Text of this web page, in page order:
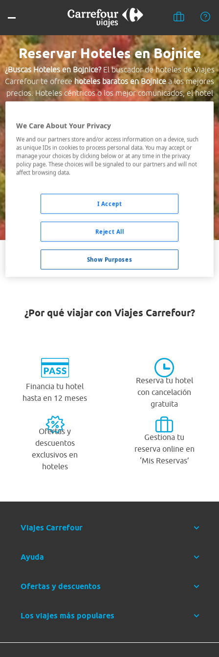
Reservar Hoteles en Bojnice
¿Buscas Hoteles en Bojnice?El buscador de hoteles de Viajes
Carrefour te ofrecehoteles baratos en Bojnicea los mejores
precios. Hoteles céntricos o los mejor comunicados, el hotel
que busques nosotros te lo encontramos al mejor precio.
Destino *
Fechas *
10/08/2026 - 11/08/2026
Buscar
VER TODOS LOS HOTELES BARATOS EN BOJNICE
¿Por qué viajar con Viajes Carrefour?
Financia tu hotel
hasta en 12 meses
Reserva tu hotel
con cancelación
gratuita
Ofertas y
descuentos
exclusivos en
hoteles
Gestiona tu
reserva online en
‘Mis Reservas’
Viajes Carrefour
Ayuda
Ofertas y descuentos
Los viajes más populares
We Care About Your Privacy
We and our partners store and/or access information on a device, such
as unique IDs in cookies to process personal data. You may accept or
manage your choices by clicking below or at any time in the privacy
policy page. These choices will be signaled to our partners and will not
affect browsing data.
Show Purposes
Reject All
I Accept